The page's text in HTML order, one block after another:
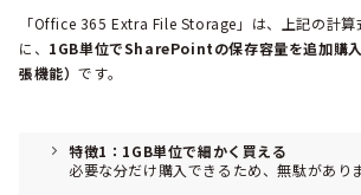
「Office 365 Extra File Storage」は、上記の計算
に、 1GB単位でSharePointの保存容量を追加購
張機能）です。
特徴1：1GB単位で細かく買える
必要な分だけ購入できるため、無駄があり